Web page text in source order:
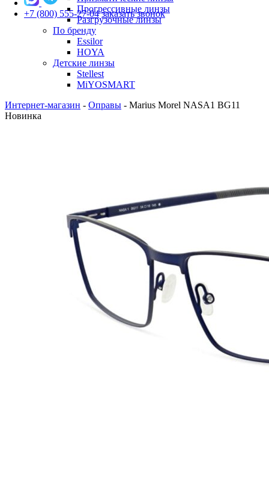
Прогрессивные линзы
Разгрузочные линзы
По бренду
Essilor
HOYA
Детские линзы
Stellest
MiYOSMART
+7 (800) 555-27-04 заказать звонок
Интернет-магазин - Оправы - Marius Morel NASA1 BG11
Новинка